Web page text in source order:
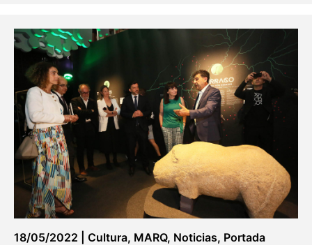
18/05/2022 Cultura, MARQ, Noticias, Portada